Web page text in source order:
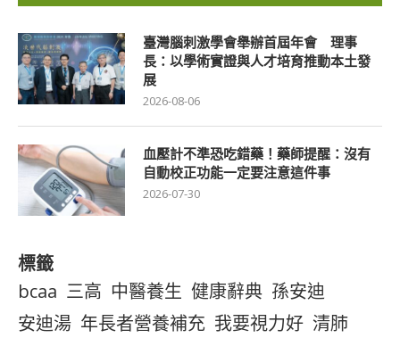
臺灣腦刺激學會舉辦首屆年會 理事
長：以學術實證與人才培育推動本土發
展
2026-08-06
血壓計不準恐吃錯藥！藥師提醒：沒有
自動校正功能一定要注意這件事
2026-07-30
標籤
bcaa 三高 中醫養生 健康辭典 孫安迪
安迪湯 年長者營養補充 我要視力好 清肺